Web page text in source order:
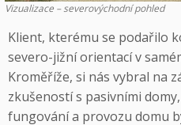
Vizualizace – severovýchodní pohled
Klient, kterému se podařilo
severo-jižní orientací v
Kroměříže, si nás vybral na
zkušeností s pasivními
fungování a provozu domu